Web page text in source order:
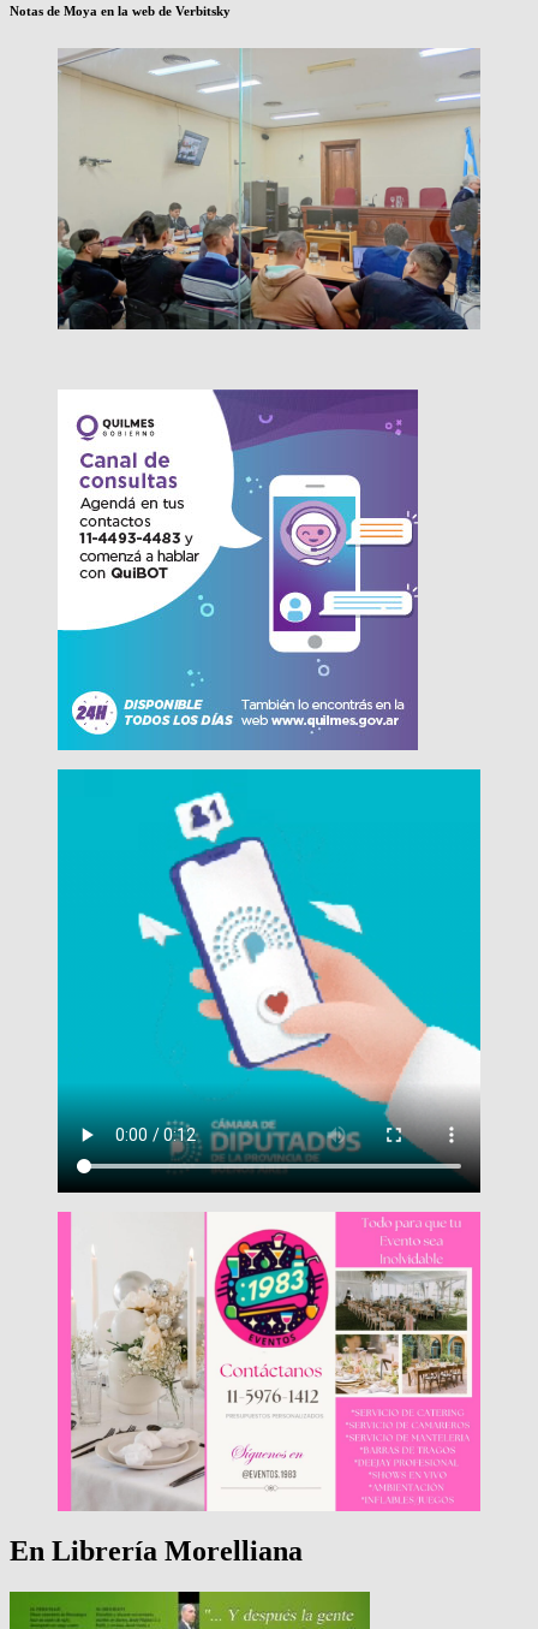
PACO
Notas de Moya en la web de Verbitsky
En Librería Morelliana